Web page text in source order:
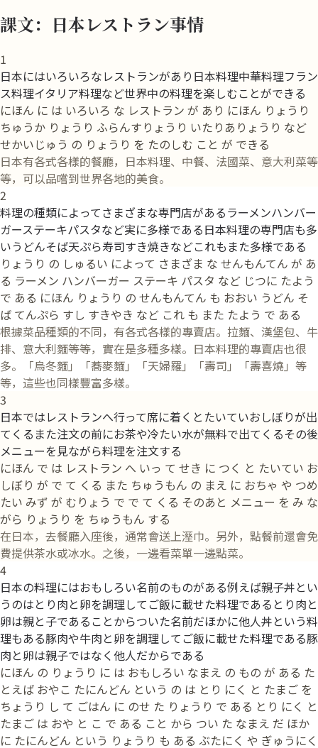
課文：日本レストラン事情
1
日本にはいろいろなレストランがあり日本料理中華料理フラン
ス料理イタリア料理など世界中の料理を楽しむことができる
にほん に は いろいろ な レストラン が あり にほん りょうり
ちゅうか りょうり ふらんすりょうり いたりありょうり など
せかいじゅう の りょうり を たのしむ こと が できる
日本有各式各樣的餐廳，日本料理、中餐、法國菜、意大利菜等
等，可以品嚐到世界各地的美食。
2
料理の種類によってさまざまな専門店があるラーメンハンバー
ガーステーキパスタなど実に多様である日本料理の専門店も多
いうどんそば天ぷら寿司すき焼きなどこれもまた多様である
りょうり の しゅるい によって さまざま な せんもんてん が あ
る ラーメン ハンバーガー ステーキ パスタ など じつに たよう
で ある にほん りょうり の せんもんてん も おおい うどん そ
ば てんぷら すし すきやき など これ も また たよう で ある
根據菜品種類的不同，有各式各樣的專賣店。拉麵、漢堡包、牛
排、意大利麵等等，實在是多種多樣。日本料理的專賣店也很
多。「烏冬麵」「蕎麥麵」「天婦羅」「壽司」「壽喜燒」等
等，這些也同樣豐富多樣。
3
日本ではレストランへ行って席に着くとたいていおしぼりが出
てくるまた注文の前にお茶や冷たい水が無料で出てくるその後
メニューを見ながら料理を注文する
にほん で は レストラン へ いっ て せき に つく と たいてい お
しぼり が で て くる また ちゅうもん の まえ に おちゃ や つめ
たい みず が むりょう で で て くる そのあと メニュー を み な
がら りょうり を ちゅうもん する
在日本，去餐廳入座後，通常會送上溼巾。另外，點餐前還會免
費提供茶水或冰水。之後，一邊看菜單一邊點菜。
4
日本の料理にはおもしろい名前のものがある例えば親子丼とい
うのはとり肉と卵を調理してご飯に載せた料理であるとり肉と
卵は親と子であることからついた名前だほかに他人丼という料
理もある豚肉や牛肉と卵を調理してご飯に載せた料理である豚
肉と卵は親子ではなく他人だからである
にほん の りょうり に は おもしろい なまえ の もの が ある た
とえば おやこ たにんどん という の は とり にく と たまご を
ちょうり し て ごはん に のせ た りょうり で ある とり にく と
たまご は おや と こ で ある こと から つい た なまえ だ ほか
に たにんどん という りょうり も ある ぶたにく や ぎゅうにく